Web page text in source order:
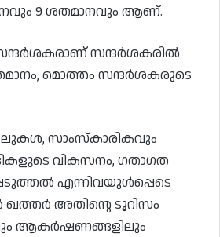
9 ശതമാനവും ആണ്.
സന്ദർശകരിൽ
മൊത്തം സന്ദർശകരുടെ
സാംസ്കാരികവും
വികസനം, ഗതാഗത
എന്നിവയുൾപ്പെടെ
അതിന്റെ ടൂറിസം
ആകർഷണങ്ങളിലും